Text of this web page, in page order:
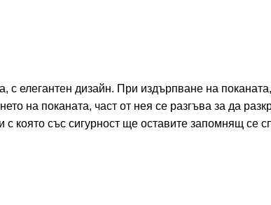
елегантен дизайн. При издърпване на
на поканата, част от нея се разгъва за да
с която със сигурност ще оставите запомнящ се